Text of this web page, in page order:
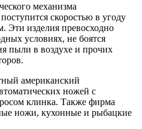
механизма
скоростью в угоду
Эти изделия превосходно
условиях, не боятся
пыли в воздухе и прочих
американский
ножей с
клинка. Также фирма
ножи, кухонные и рыбацкие